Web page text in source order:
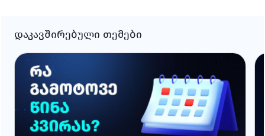
დაკავშირებული თემები